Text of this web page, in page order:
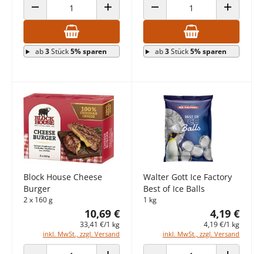
ANZAHL VERRINGERN ANZAHL ERHÖHEN
ab3Stück5% sparen
ANZAHL VERRINGERN ANZAHL
ab3Stück5% sparen
Block House Cheese
Burger
2 x 160 g
10,69 €
33,41 €/1 kg
inkl. MwSt., zzgl. Versand
Walter Gott Ice Factory
Best of Ice Balls
1 kg
4,19 €
4,19 €/1 kg
inkl. MwSt., zzgl. Versand